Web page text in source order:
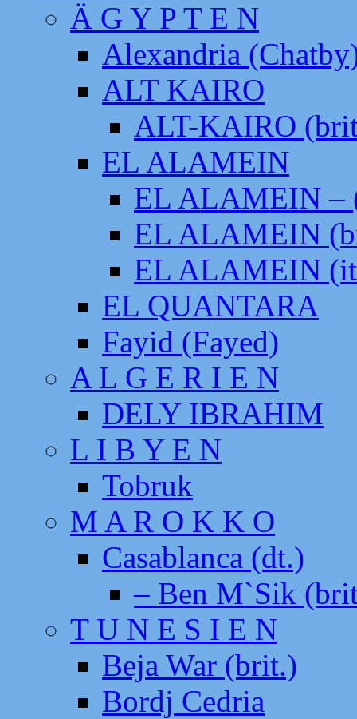
Ä G Y P T E N
Alexandria
ALT KAIRO
ALT-KAIRO
EL ALAMEIN
EL ALAMEIN –
EL ALAMEIN
EL ALAMEIN
EL QUANTARA
Fayid (Fayed)
A L G E R I E N
DELY IBRAHIM
L I B Y E N
Tobruk
M A R O K K O
Casablanca (dt.)
– Ben M`Sik
T U N E S I E N
Beja War (brit.)
Bordj Cedria